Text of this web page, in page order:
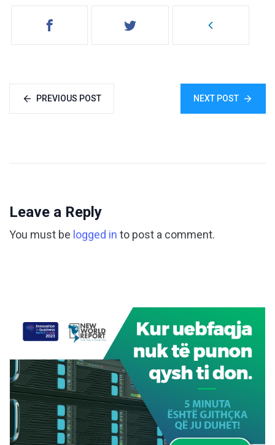
PREVIOUS POST NEXT POST
Leave a Reply
You must be logged in to post a comment.